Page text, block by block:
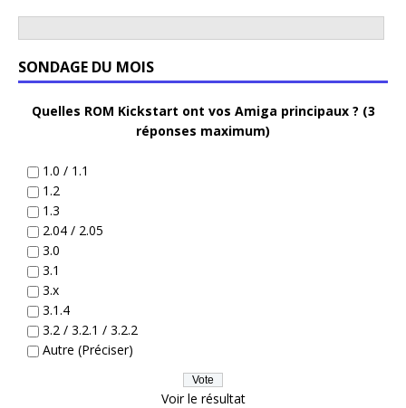
SONDAGE DU MOIS
Quelles ROM Kickstart ont vos Amiga principaux ? (3
réponses maximum)
1.0 / 1.1
1.2
1.3
2.04 / 2.05
3.0
3.1
3.x
3.1.4
3.2 / 3.2.1 / 3.2.2
Autre (Préciser)
Voir le résultat